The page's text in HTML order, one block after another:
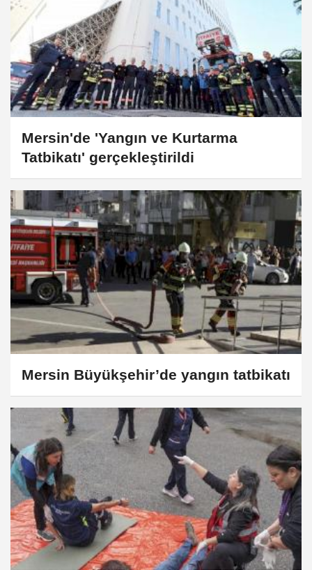
Mersin'de 'Yangın ve Kurtarma
Tatbikatı' gerçekleştirildi
Mersin Büyükşehir’de yangın tatbikatı